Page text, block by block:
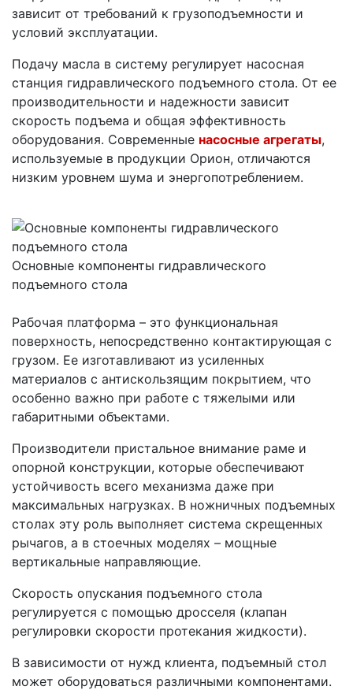
зависит от требований к грузоподъемности и
условий эксплуатации.
Подачу масла в систему регулирует насосная
станция гидравлического подъемного стола. От ее
производительности и надежности зависит
скорость подъема и общая эффективность
оборудования. Современные насосные агрегаты,
используемые в продукции Орион, отличаются
низким уровнем шума и энергопотреблением.
Основные компоненты гидравлического
подъемного стола
Рабочая платформа – это функциональная
поверхность, непосредственно контактирующая с
грузом. Ее изготавливают из усиленных
материалов с антискользящим покрытием, что
особенно важно при работе с тяжелыми или
габаритными объектами.
Производители пристальное внимание раме и
опорной конструкции, которые обеспечивают
устойчивость всего механизма даже при
максимальных нагрузках. В ножничных подъемных
столах эту роль выполняет система скрещенных
рычагов, а в стоечных моделях – мощные
вертикальные направляющие.
Скорость опускания подъемного стола
регулируется с помощью дросселя (клапан
регулировки скорости протекания жидкости).
В зависимости от нужд клиента, подъемный стол
может оборудоваться различными компонентами.